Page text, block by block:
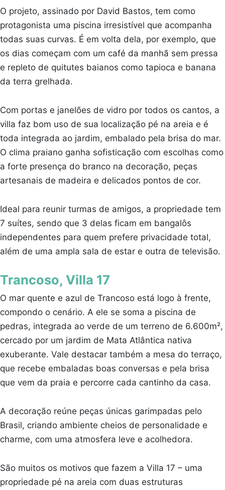
O projeto, assinado por David Bastos, tem como
protagonista uma piscina irresistível que acompanha
todas suas curvas. É em volta dela, por exemplo, que
os dias começam com um café da manhã sem pressa
e repleto de quitutes baianos como tapioca e banana
da terra grelhada.
Com portas e janelões de vidro por todos os cantos, a
villa faz bom uso de sua localização pé na areia e é
toda integrada ao jardim, embalado pela brisa do mar.
O clima praiano ganha sofisticação com escolhas como
a forte presença do branco na decoração, peças
artesanais de madeira e delicados pontos de cor.
Ideal para reunir turmas de amigos, a propriedade tem
7 suítes, sendo que 3 delas ficam em bangalôs
independentes para quem prefere privacidade total,
além de uma ampla sala de estar e outra de televisão.
Trancoso, Villa 17
O mar quente e azul de Trancoso está logo à frente,
compondo o cenário. A ele se soma a piscina de
pedras, integrada ao verde de um terreno de 6.600m²,
cercado por um jardim de Mata Atlântica nativa
exuberante. Vale destacar também a mesa do terraço,
que recebe embaladas boas conversas e pela brisa
que vem da praia e percorre cada cantinho da casa.
A decoração reúne peças únicas garimpadas pelo
Brasil, criando ambiente cheios de personalidade e
charme, com uma atmosfera leve e acolhedora.
São muitos os motivos que fazem a Villa 17 – uma
propriedade pé na areia com duas estruturas